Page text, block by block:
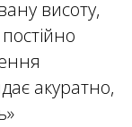
висоту,
акуратно,